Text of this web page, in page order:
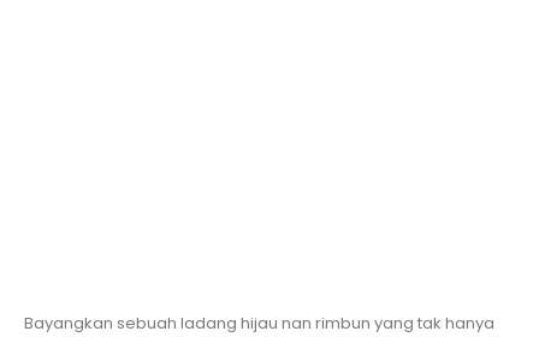
Bayangkan sebuah ladang hijau nan rimbun yang tak hanya